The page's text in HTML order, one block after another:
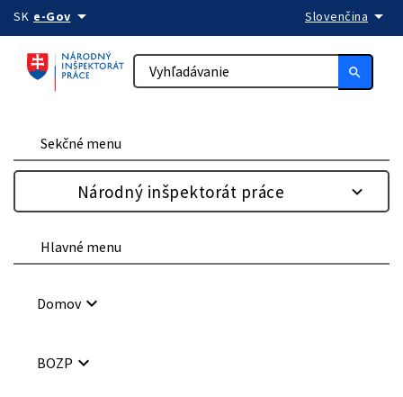
Preskočiť na obsah
SK e-Govarrow_drop_down Slovenčina arrow_drop_down
search
Sekčné menu
Národný inšpektorát práce
Hlavné menu
Domovkeyboard_arrow_down
BOZP keyboard_arrow_down